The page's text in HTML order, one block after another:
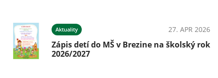
Aktuality 27. APR 2026
Zápis detí do MŠ v Brezine na školský rok
2026/2027